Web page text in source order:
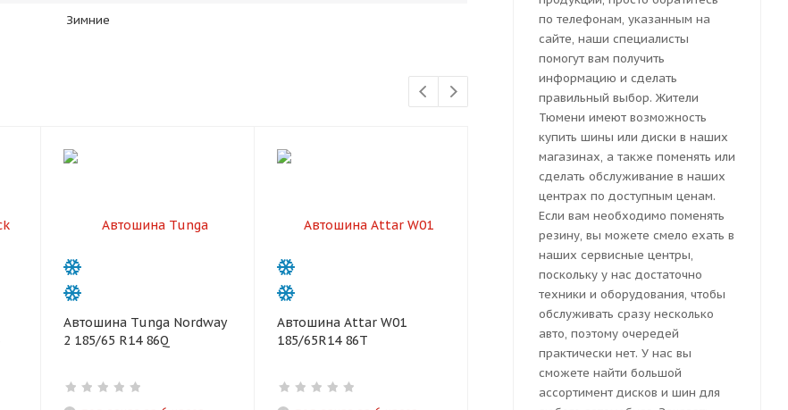
Зимние
Автошина Tunga Nordway
2 185/65 R14 86Q
Автошина Attar W01
185/65R14 86T
Автошина Tunga Nordway
3 185/65R14 86Q
Автошина
по телефонам, указанным на
сайте, наши специалисты
помогут вам получить
информацию и сделать
правильный выбор. Жители
Тюмени имеют возможность
купить шины или диски в наших
магазинах, а также поменять или
сделать обслуживание в наших
центрах по доступным ценам.
Если вам необходимо поменять
резину, вы можете смело ехать в
наших сервисные центры,
поскольку у нас достаточно
техники и оборудования, чтобы
обслуживать сразу несколько
авто, поэтому очередей
практически нет. У нас вы
сможете найти большой
ассортимент дисков и шин для